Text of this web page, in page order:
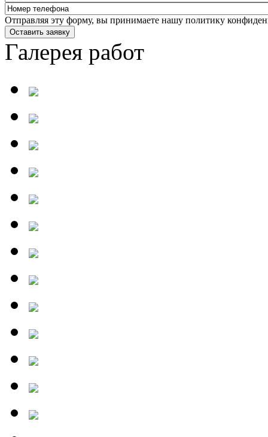
Отправляя эту форму, вы принимаете нашу политику
Оставить заявку
Галерея работ